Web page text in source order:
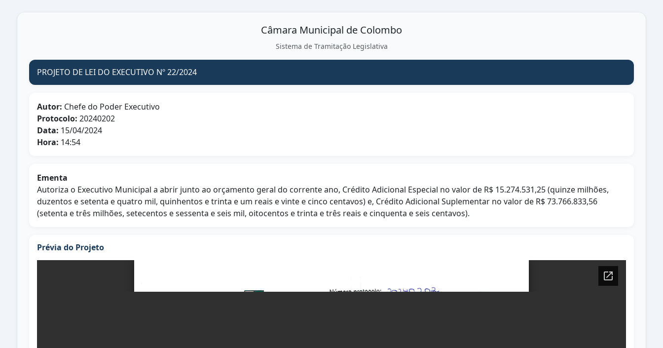
Câmara Municipal de Colombo
Sistema de Tramitação Legislativa
PROJETO DE LEI DO EXECUTIVO Nº 22/2024
Autor: Chefe do Poder Executivo
Protocolo: 20240202
Data: 15/04/2024
Hora: 14:54
Ementa
Autoriza o Executivo Municipal a abrir junto ao orçamento geral do corrente ano, Crédito Adicional Especial no valor de R$ 15.274.531,25 (quinze milhões,
duzentos e setenta e quatro mil, quinhentos e trinta e um reais e vinte e cinco centavos) e, Crédito Adicional Suplementar no valor de R$ 73.766.833,56
(setenta e três milhões, setecentos e sessenta e seis mil, oitocentos e trinta e três reais e cinquenta e seis centavos).
Prévia do Projeto